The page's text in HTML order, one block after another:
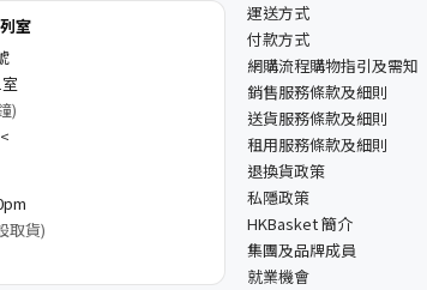
室
)
取貨)
運送方式
付款方式
網購流程購物指引及需知
銷售服務條款及細則
送貨服務條款及細則
租用服務條款及細則
退換貨政策
私隱政策
HKBasket 簡介
集團及品牌成員
就業機會